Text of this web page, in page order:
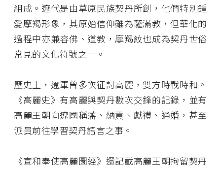
組成。遼代是由草原民族契丹所創，他們特別鍾
愛摩羯形象，其原始信仰雖為薩滿教，但華化的
過程中亦兼容佛、道教，摩羯紋也成為契丹世俗
常見的文化符號之一。
歷史上，遼軍曾多次征討高麗，雙方時戰時和。
《高麗史》有高麗與契丹數次交鋒的記錄，並有
高麗王朝向遼國稱藩、納貢、獻禮、通婚，甚至
派員前往學習契丹語言之事。
《宣和奉使高麗圖經》還記載高麗王朝拘留契丹